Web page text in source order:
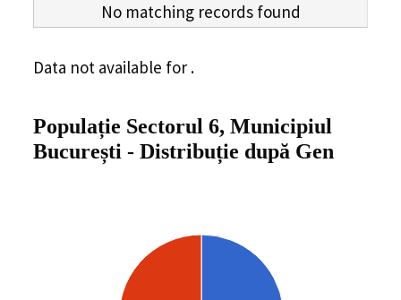
No matching records found
Data not available for .
Populație Sectorul 6, Municipiul
București - Distribuție după Gen